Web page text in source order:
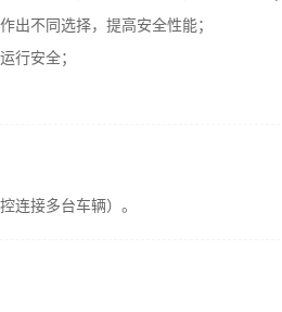
出不同选择，提高安全性能；
行安全；
连接多台车辆）。